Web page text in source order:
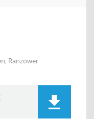
Ranzower